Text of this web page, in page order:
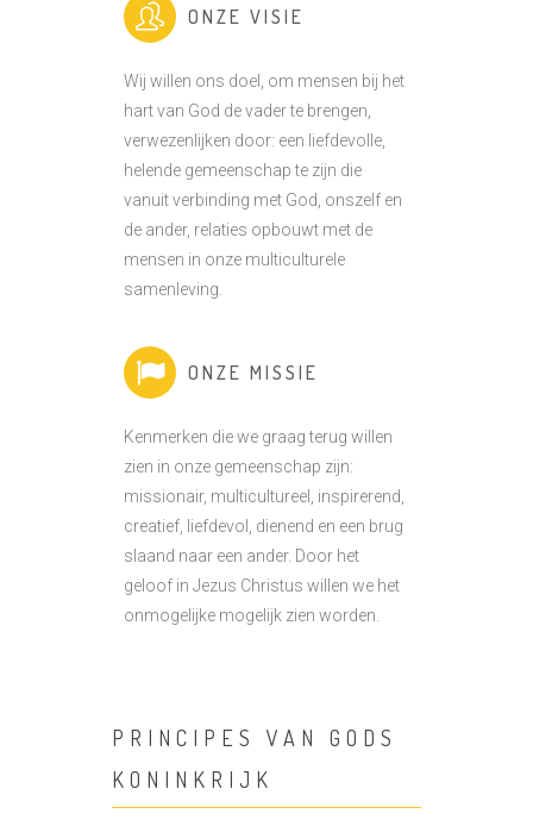
ONZE VISIE
Wij willen ons doel, om mensen bij het
hart van God de vader te brengen,
verwezenlijken door: een liefdevolle,
helende gemeenschap te zijn die
vanuit verbinding met God, onszelf en
de ander, relaties opbouwt met de
mensen in onze multiculturele
samenleving.
ONZE MISSIE
Kenmerken die we graag terug willen
zien in onze gemeenschap zijn:
missionair, multicultureel, inspirerend,
creatief, liefdevol, dienend en een brug
slaand naar een ander. Door het
geloof in Jezus Christus willen we het
onmogelijke mogelijk zien worden.
PRINCIPES VAN GODS
KONINKRIJK